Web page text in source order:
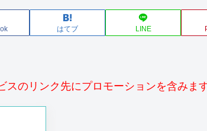
はてブ LINE
のリンク先にプロモーションを含みま